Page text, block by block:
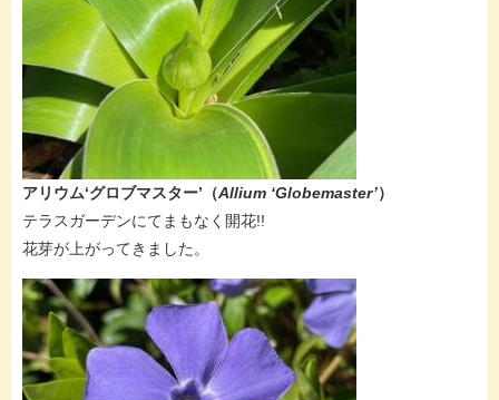
アリウム‘グロブマスター’​（Allium ‘Globemaster’）​
テラスガーデンにてまもなく開花!!
花芽が上がってきました。